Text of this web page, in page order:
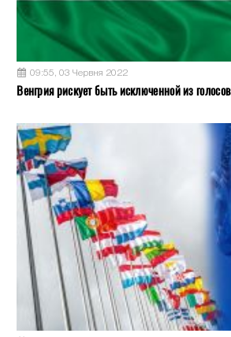
09:55, 03 Червня 2022
Венгрия рискует быть исключенной из